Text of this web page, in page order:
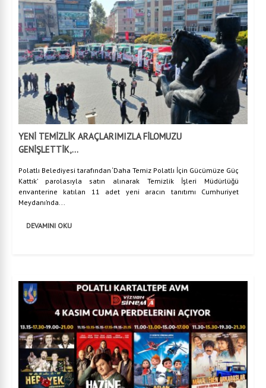
YENİ TEMİZLİK ARAÇLARIMIZLA FİLOMUZU
GENİŞLETTİK,...
Polatlı Belediyesi tarafından ‘Daha Temiz Polatlı İçin Gücümüze Güç
Kattık’ parolasıyla satın alınarak Temizlik İşleri Müdürlüğü
envanterine katılan 11 adet yeni aracın tanıtımı Cumhuriyet
Meydanı’nda...
DEVAMINI OKU